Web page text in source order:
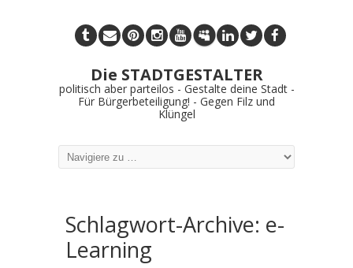
Die STADTGESTALTER
politisch aber parteilos - Gestalte deine Stadt -
Für Bürgerbeteiligung! - Gegen Filz und
Klüngel
Schlagwort-Archive: e-
Learning